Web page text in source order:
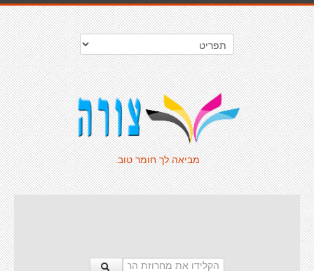
מביאה לך חומר טוב.